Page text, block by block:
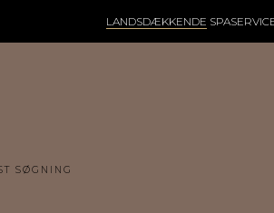
LANDSDÆKKENDE